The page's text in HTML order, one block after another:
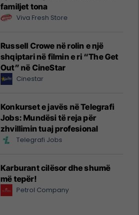
familjet tona
Viva Fresh Store
Russell Crowe në rolin e një
shqiptari në filmin e ri “The Get
Out” në CineStar
Cinestar
Konkurset e javës në Telegrafi
Jobs: Mundësi të reja për
zhvillimin tuaj profesional
Telegrafi Jobs
Karburant cilësor dhe shumë
më tepër!
Petrol Company